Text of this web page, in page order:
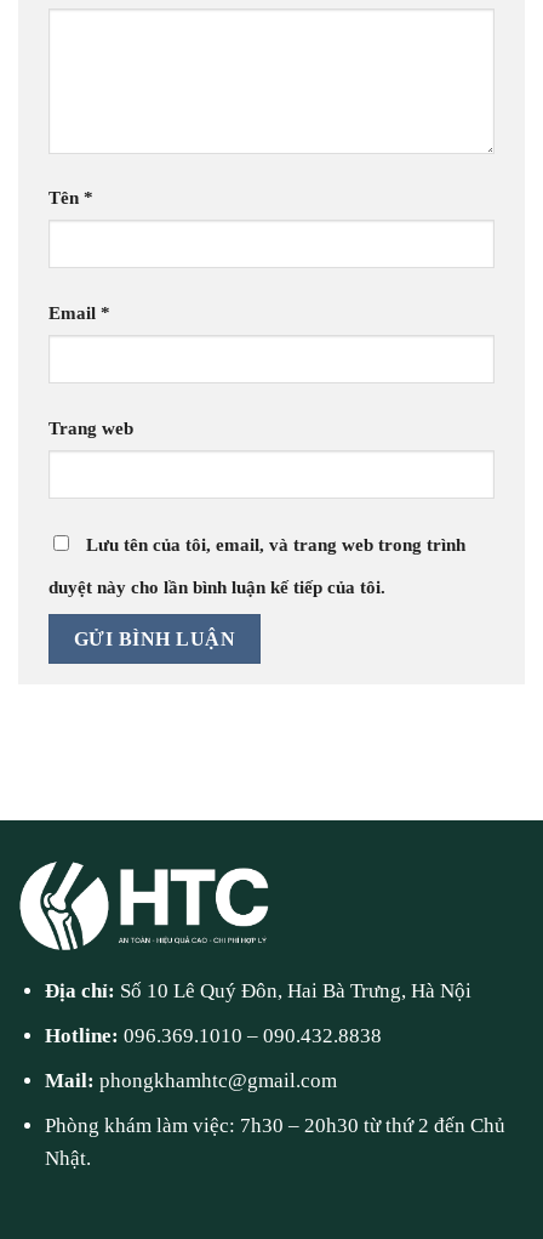
Tên *
Email *
Trang web
Lưu tên của tôi, email, và trang web trong trình
duyệt này cho lần bình luận kế tiếp của tôi.
Địa chỉ: Số 10 Lê Quý Đôn, Hai Bà Trưng, Hà Nội
Hotline:096.369.1010 –090.432.8838
Mail:phongkhamhtc@gmail.com
Phòng khám làm việc: 7h30 – 20h30 từ thứ 2 đến Chủ
Nhật.